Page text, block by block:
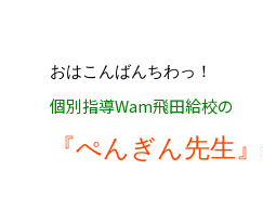
おはこんばんちわっ！
個別指導Wam飛田給校の
『ぺんぎん先生』